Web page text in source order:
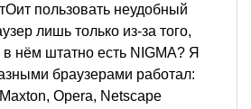
пользовать неудобный
лишь только из-за того,
в нём штатно есть NIGMA? Я
браузерами работал:
Maxton, Opera, Netscape